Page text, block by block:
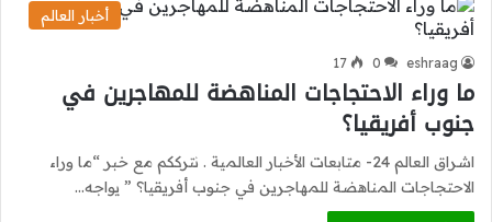
أخبار العالم
eshraag
0
17
ما وراء الاحتجاجات المناهضة للمهاجرين في
جنوب أفريقيا؟
اشراق العالم 24- متابعات الأخبار العالمية . نترككم مع خبر “ما وراء
الاحتجاجات المناهضة للمهاجرين في جنوب أفريقيا؟ ” يواجه…